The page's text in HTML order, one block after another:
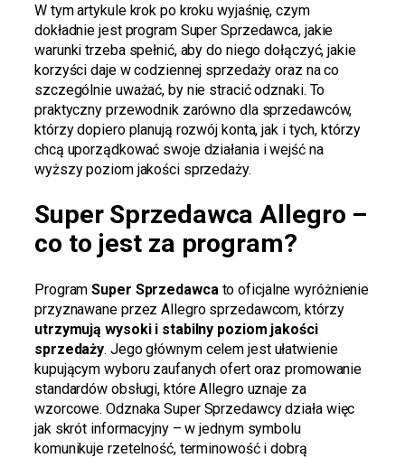
W tym artykule krok po kroku wyjaśnię, czym
dokładnie jest program Super Sprzedawca, jakie
warunki trzeba spełnić, aby do niego dołączyć, jakie
korzyści daje w codziennej sprzedaży oraz na co
szczególnie uważać, by nie stracić odznaki. To
praktyczny przewodnik zarówno dla sprzedawców,
którzy dopiero planują rozwój konta, jak i tych, którzy
chcą uporządkować swoje działania i wejść na
wyższy poziom jakości sprzedaży.
Super Sprzedawca Allegro –
co to jest za program?
ProgramSuper Sprzedawcato oficjalne wyróżnienie
przyznawane przez Allegro sprzedawcom, którzy
utrzymują wysoki i stabilny poziom jakości
sprzedaży. Jego głównym celem jest ułatwienie
kupującym wyboru zaufanych ofert oraz promowanie
standardów obsługi, które Allegro uznaje za
wzorcowe. Odznaka Super Sprzedawcy działa więc
jak skrót informacyjny – w jednym symbolu
komunikuje rzetelność, terminowość i dobrą